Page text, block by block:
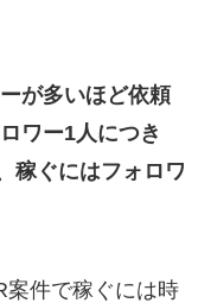
が多いほど依頼
ワー1人につき
稼ぐにはフォロワ
案件で稼ぐには時